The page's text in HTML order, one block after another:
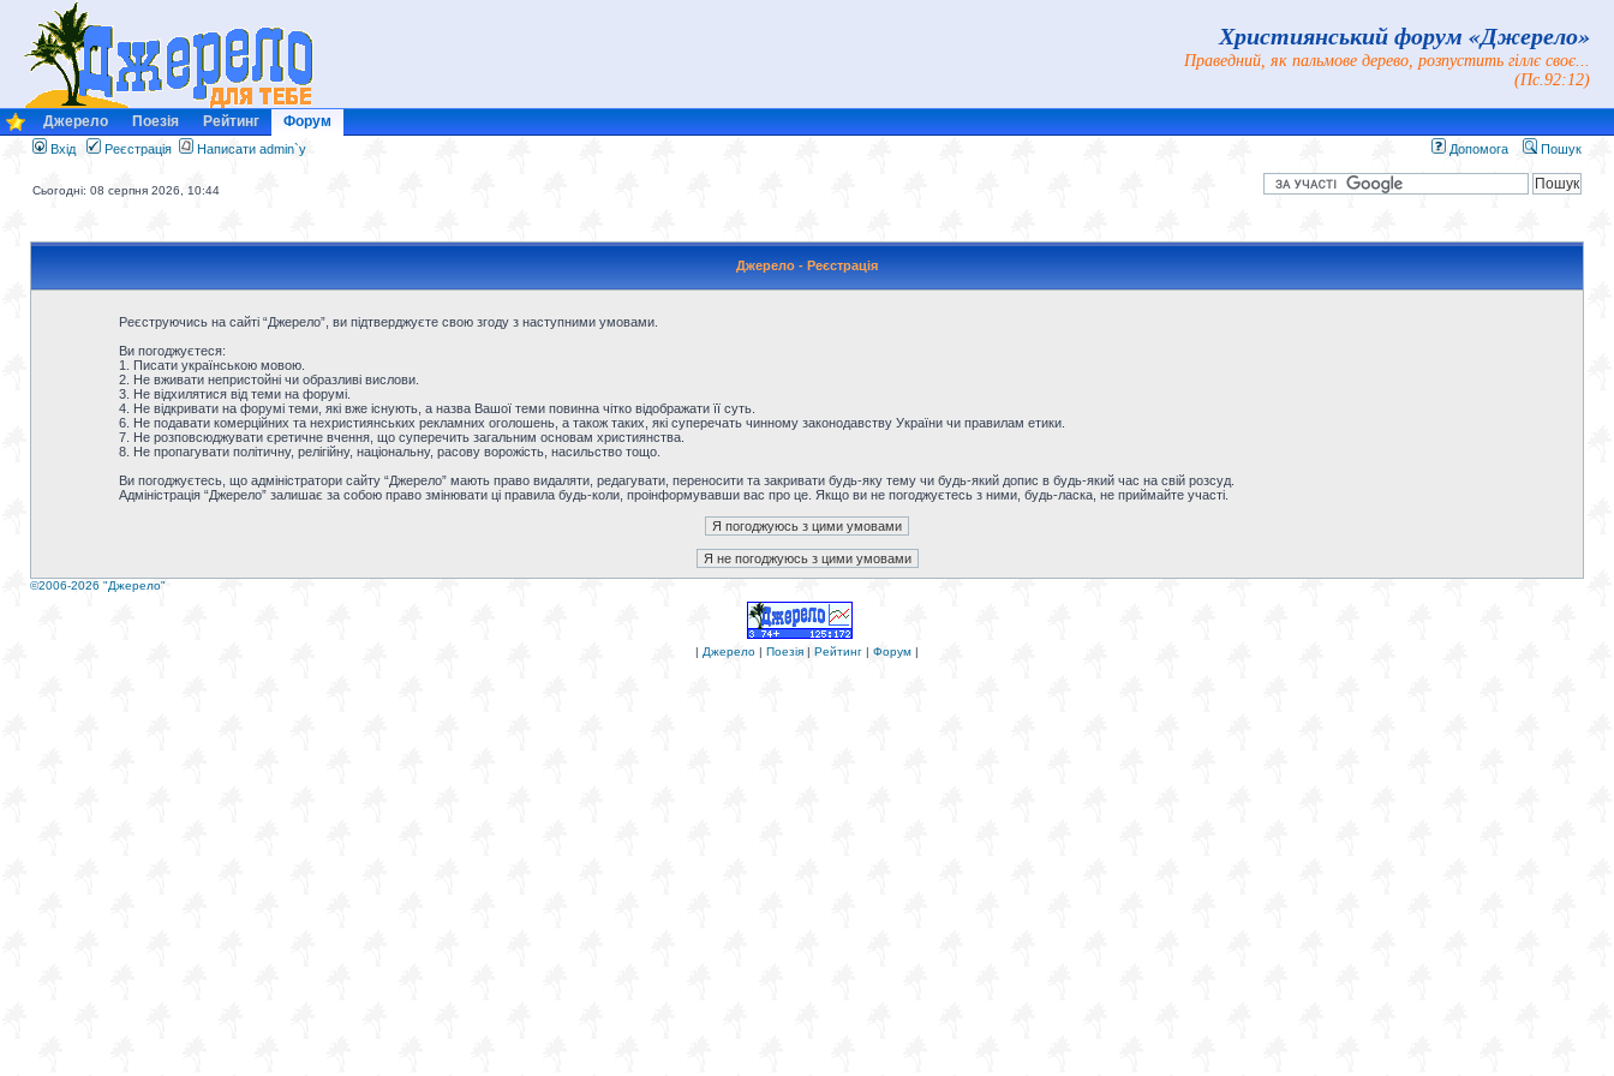
Християнський форум «Джерело»
Праведний, як пальмове дерево, розпустить гіллє своє...
(Пс.92:12)
Джерело Поезія Рейтинг Форум
Вхід Реєстрація Написати admin`у Допомога Пошук
Сьогодні: 08 серпня 2026, 10:44
Джерело - Реєстрація
Реєструючись на сайті “Джерело”, ви підтверджуєте свою згоду з наступними умовами.
Ви погоджуєтеся:
1. Писати українською мовою.
2. Не вживати непристойні чи образливі вислови.
3. Не відхилятися від теми на форумі.
4. Не відкривати на форумі теми, які вже існують, а назва Вашої теми повинна чітко відображати її суть.
6. Не подавати комерційних та нехристиянських рекламних оголошень, а також таких, які суперечать чинному законодавству України чи правилам етики.
7. Не розповсюджувати єретичне вчення, що суперечить загальним основам християнства.
8. Не пропагувати політичну, релігійну, національну, расову ворожість, насильство тощо.
Ви погоджуєтесь, що адміністратори сайту “Джерело” мають право видаляти, редагувати, переносити та закривати будь-яку тему чи будь-який допис в будь-який час на свій розсуд.
Адміністрація “Джерело” залишає за собою право змінювати ці правила будь-коли, проінформувавши вас про це. Якщо ви не погоджуєтесь з ними, будь-ласка, не приймайте участі.
©2006-2026 "Джерело"
| Джерело | Поезія | Рейтинг | Форум |